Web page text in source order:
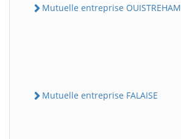
Mutuelle entreprise OUISTREHAM
Mutuelle entreprise FALAISE